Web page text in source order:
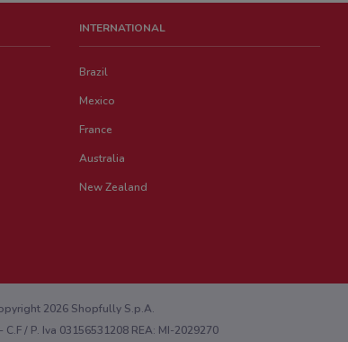
INTERNATIONAL
Brazil
Mexico
France
Australia
New Zealand
2026 Shopfully S.p.A.
/ P. Iva 03156531208 REA: MI-2029270